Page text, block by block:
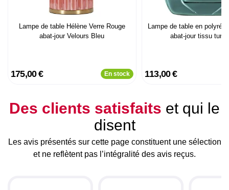
Lampe de table Hélène Verre Rouge
abat-jour Velours Bleu
175,00 € En stock
Lampe de table en
abat-jour tissu
113,00 €
Des clients satisfaits et qui le
disent
Les avis présentés sur cette page constituent une sélection
et ne reflètent pas l’intégralité des avis reçus.